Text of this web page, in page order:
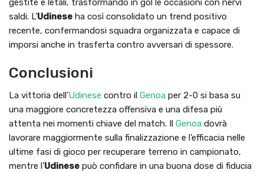
gestite e letali, trasformando in gol le occasioni con nervi
saldi. L’Udinese ha così consolidato un trend positivo
recente, confermandosi squadra organizzata e capace di
imporsi anche in trasferta contro avversari di spessore.
Conclusioni
La vittoria dell’Udinese contro il Genoa per 2-0 si basa su
una maggiore concretezza offensiva e una difesa più
attenta nei momenti chiave del match. Il Genoa dovrà
lavorare maggiormente sulla finalizzazione e l’efficacia nelle
ultime fasi di gioco per recuperare terreno in campionato,
mentre l’Udinese può confidare in una buona dose di fiducia